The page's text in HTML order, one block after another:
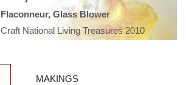
Flaconneur, Glass Blower
Craft National Living Treasures 2010
MAKINGS